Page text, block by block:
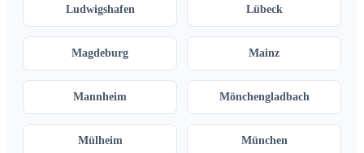
Ludwigshafen Lübeck
Magdeburg Mainz
Mannheim Mönchengladbach
Mülheim München